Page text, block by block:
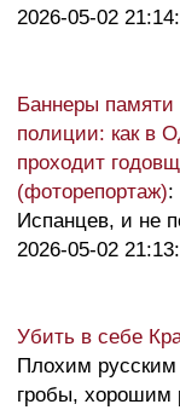
2026-05-02
Баннеры памяти
полиции: как в
проходит
(фоторепортаж):
Испанцев, и не
2026-05-02
Убить в себе
Плохим
гробы,